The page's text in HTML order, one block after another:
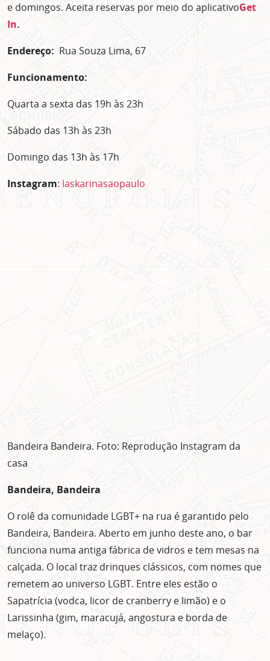
e domingos. Aceita reservas por meio do aplicativoGet
In.
Endereço: Rua Souza Lima, 67
Funcionamento:
Quarta a sexta das 19h às 23h
Sábado das 13h às 23h
Domingo das 13h às 17h
Instagram: laskarinasaopaulo
Bandeira Bandeira. Foto: Reprodução Instagram da
casa
Bandeira, Bandeira
O rolê da comunidade LGBT+ na rua é garantido pelo
Bandeira, Bandeira. Aberto em junho deste ano, o bar
funciona numa antiga fábrica de vidros e tem mesas na
calçada. O local traz drinques clássicos, com nomes que
remetem ao universo LGBT. Entre eles estão o
Sapatrícia (vodca, licor de cranberry e limão) e o
Larissinha (gim, maracujá, angostura e borda de
melaço). ASSINE GRATUITAMENTE